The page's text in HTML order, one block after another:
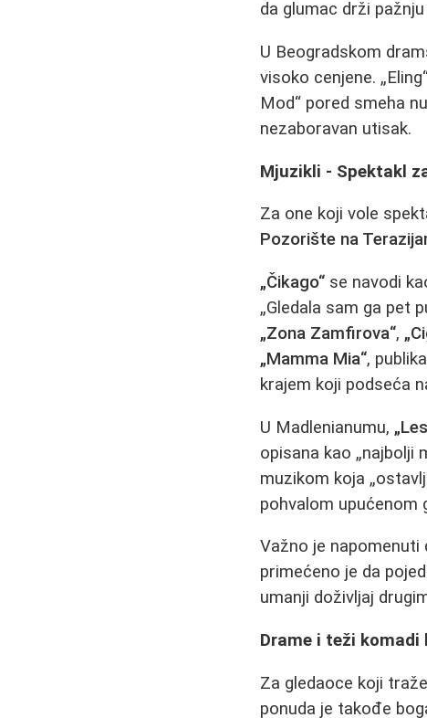
da glumac drži
U Beogradskom
visoko cenjene.
Mod“ pored smeha
nezaboravan utisak.
Mjuzikli - Spektakl
Za one koji vole
Pozorište na
„Čikago“ se navodi
„Gledala sam ga pet
„Zona Zamfirova“,
„Mamma Mia“,
krajem koji podseća
U Madlenianumu,
opisana kao „najbolji
muzikom koja
pohvalom upućenom
Važno je
primećeno je da
umanji doživljaj
Drame i teži
Za gledaoce koji
ponuda je takođe